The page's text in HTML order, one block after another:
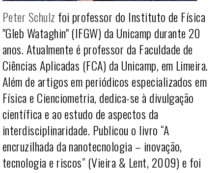
Peter Schulz foi professor do Instituto de Física
"Gleb Wataghin"(IFGW) da Unicamp durante 20
anos. Atualmente é professor da Faculdade de
Ciências Aplicadas (FCA) da Unicamp, em Limeira.
Além de artigos em periódicos especializados em
Física e Cienciometria, dedica-se à divulgação
científica e ao estudo de aspectos da
interdisciplinaridade. Publicou o livro “A
encruzilhada da nanotecnologia – inovação,
tecnologia e riscos” (Vieira & Lent, 2009) e foi